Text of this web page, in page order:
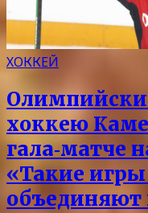
ХОККЕЙ
хоккею
гала‑матче
«Такие
объединяют